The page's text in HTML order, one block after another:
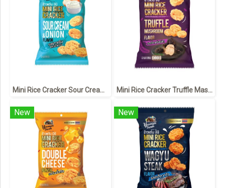
Mini Rice Cracker Sour Cream &Onion 60 g ข้าวแต๋น มินิ รสซาวครีม และหัวหอม 60 กรัม Mini Rice Cracker Truffle Mashroom flavor 60 g ข้าวแต๋น มินิ รสเห็ด ทรัฟเฟิล 60 กรัม
New New